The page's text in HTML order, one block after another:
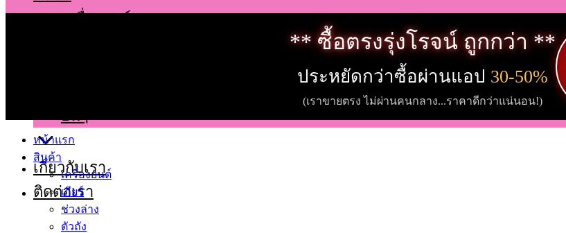
เครื่องยนต์
อื่นๆ
เกี่ยวกับเรา
ติดต่อเรา
** ซื้อตรงรุ่งโรจน์ ถูกกว่า **
ประหยัดกว่าซื้อผ่านแอป 30-50%
(เราขายตรง ไม่ผ่านคนกลาง...ราคาดีกว่าแน่นอน!)
หน้าแรก
สินค้า
เครื่องยนต์
เกียร์
ช่วงล่าง
ตัวถัง